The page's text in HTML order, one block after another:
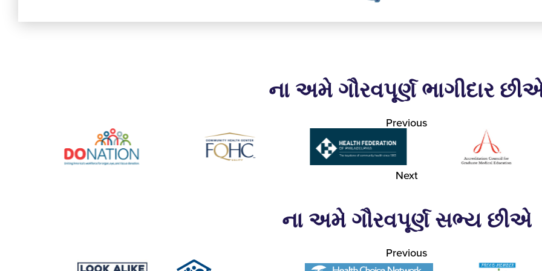
ના અમે ગૌરવપૂર્ણ ભાગીદાર
Previous
Next
ના અમે ગૌરવપૂર્ણ સભ્ય છીએ
Previous